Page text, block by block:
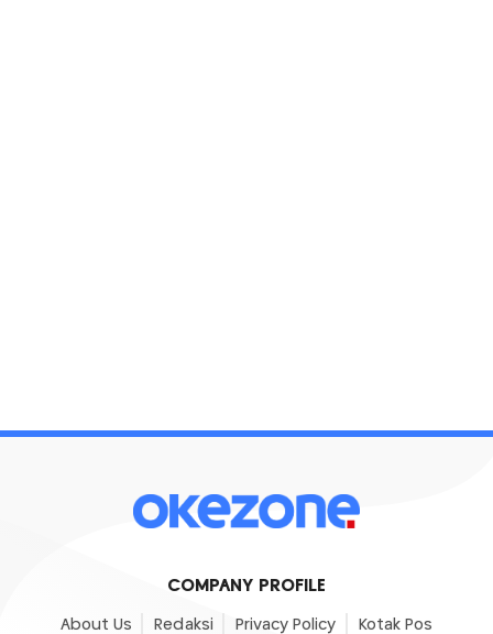
COMPANY PROFILE
About Us Redaksi Privacy Policy Kotak Pos